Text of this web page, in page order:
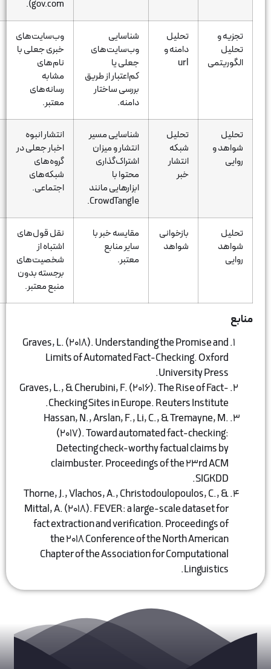
تحلیل
دامنه و
شناسایی
وب‌سایت‌های
جعلی یا
وب‌سایت‌های
خبری جعلی با
نام‌های
مشابه
رسانه‌های
معتبر.
وب‌سایت
جعلی BBC-
News.co.uk
برای انتشار اخبار
سیاسی
نادرست.
تحلیل
شبکه
انتشار
شناسایی مسیر
انتشار و میزان
اشتراک‌گذاری
محتوا با
انتشار انبوه
اخبار جعلی در
گروه‌های
شبکه‌های
اجتماعی.
پخش گسترده
شایعه مرگ یک
هنرپیشه
معروف در
واتساپ و
بازخوانی
شواهد
مقایسه خبر با
سایر منابع
نقل قول‌های
اشتباه از
شخصیت‌های
خبری درباره
نقل قول
غیرواقعی از بیل
گیتس در مورد
واکسن کرونا.
Graves, L. (2018). Understanding the
Limits of Automated Fact-Checking.
University
Graves, L., & Cherubini, F. (2016). The Rise
Checking Sites in Europe. Reuters
Hassan, N., Arslan, F., Li, C., &
(2017). Toward automated fact-
Detecting check-worthy factual
claimbuster. Proceedings of the
Thorne, J., Vlachos, A.,
Mittal, A. (2018). FEVER: a large-scale
fact extraction and verification.
the 2018 Conference of the North
Chapter of the Association for